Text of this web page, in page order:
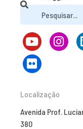
Localização
Avenida Prof.
380